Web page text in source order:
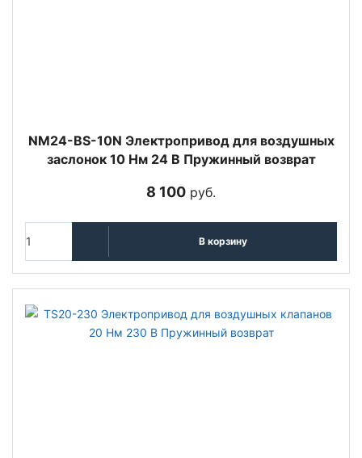
NM24-BS-10N Электропривод для воздушных
заслонок 10 Нм 24 В Пружинный возврат
8 100 руб.
В корзину